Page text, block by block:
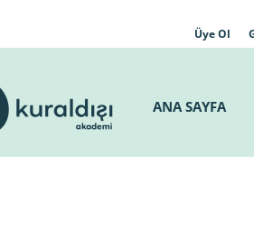
Üye Ol
ANA SAYFA